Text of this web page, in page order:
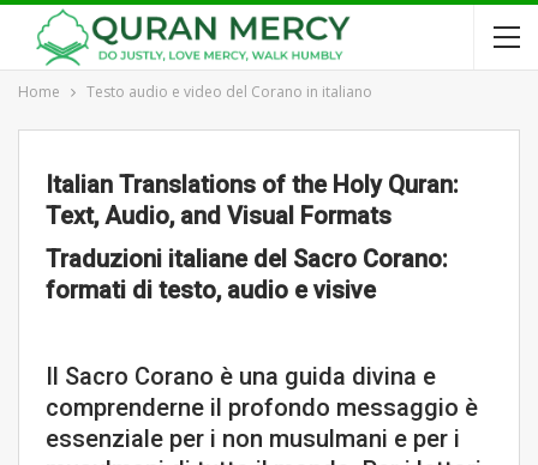
Home Testo audio e video del Corano in italiano
Italian Translations of the Holy Quran:
Text, Audio, and Visual Formats
Traduzioni italiane del Sacro Corano:
formati di testo, audio e visive
Il Sacro Corano è una guida divina e
comprenderne il profondo messaggio è
essenziale per i non musulmani e per i